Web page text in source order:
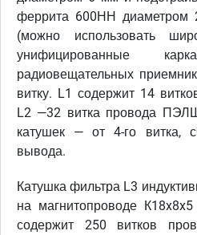
феррита 600НН
(можно использовать
унифицированные
радиовещательных
витку. L1 содержит 14
L2 —32 витка провода
катушек — от 4-го витка,
вывода.
Катушка фильтра L3
на магнитопроводе
содержит 250 витков